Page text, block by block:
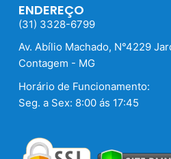
ENDEREÇO
(31) 3328-6799
Av. Abílio Machado, N°4229
Contagem - MG
Horário de Funcionamento:
Seg. a Sex: 8:00 ás 17:45